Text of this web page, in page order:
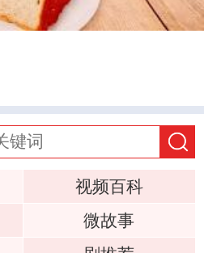
视频百科
微故事